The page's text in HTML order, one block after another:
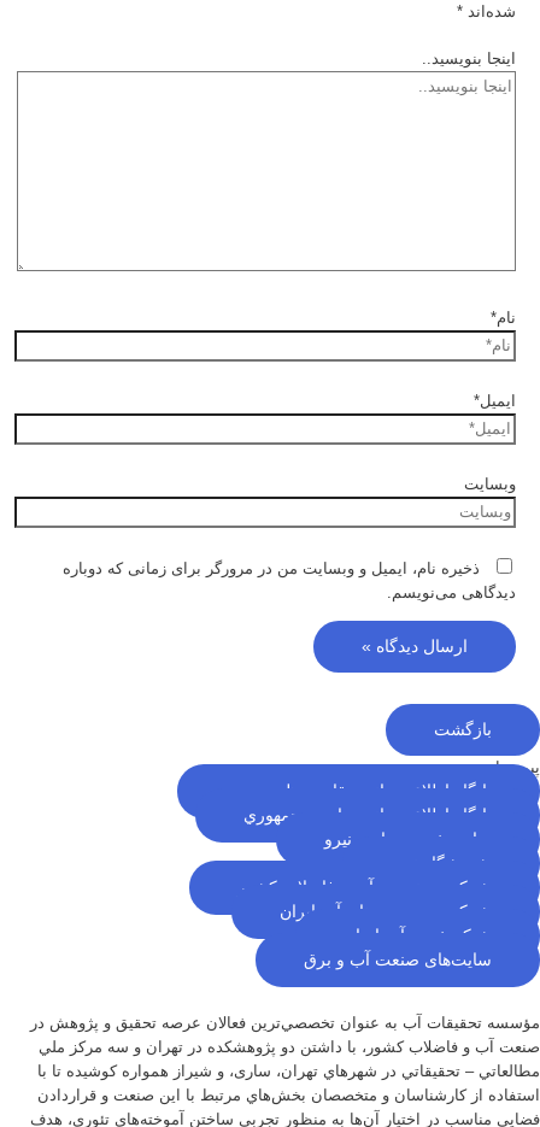
شده‌اند *
اینجا بنویسید..
نام*
ایمیل*
وبسایت
ذخیره نام، ایمیل و وبسایت من در مرورگر برای زمانی که دوباره
دیدگاهی می‌نویسم.
بازگشت
پیوندها
پایگاه اطلاع رسانی مقام معظم رهبری
پایگاه اطلاع رسانی ریاست جمهوري
سایت خبری وزارت نیرو
پژوهشگاه نيرو
شرکت مهندسی آب و فاضلاب کشور
شرکت مدیریت منابع آب ایران
شبکه خبری آب ایران
سایت‌های صنعت آب و برق
مؤسسه تحقيقات آب به عنوان تخصصي‌ترين فعالان عرصه تحقيق و پژوهش در
صنعت آب و فاضلاب كشور، با داشتن دو پژوهشكده در تهران و سه مركز ملي
مطالعاتي – تحقيقاتي در شهرهاي تهران،‌ ساری، و شيراز‌ همواره كوشيده تا با
استفاده از كارشناسان و متخصصان بخش‌هاي مرتبط با اين صنعت و قراردادن
فضايي مناسب در اختيار آن‌ها به منظور تجربی ساختن آموخته‌هاي تئوري، هدف